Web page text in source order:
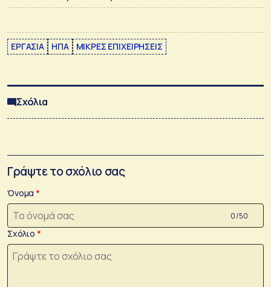
ΕΡΓΑΣΙΑ ΗΠΑ ΜΙΚΡΕΣ ΕΠΙΧΕΙΡΗΣΕΙΣ
Σχόλια
Γράψτε το σχόλιο σας
Όνομα
0 /50
Σχόλιο